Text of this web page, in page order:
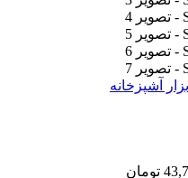
ابزار آشپزخانه
تومان